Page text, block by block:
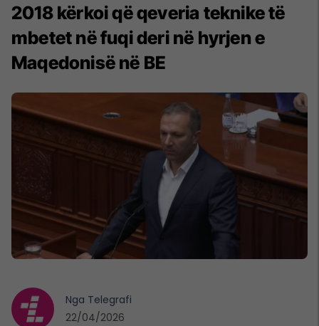
2018 kërkoi që qeveria teknike të
mbetet në fuqi deri në hyrjen e
Maqedonisë në BE
Nga Telegrafi
22/04/2026